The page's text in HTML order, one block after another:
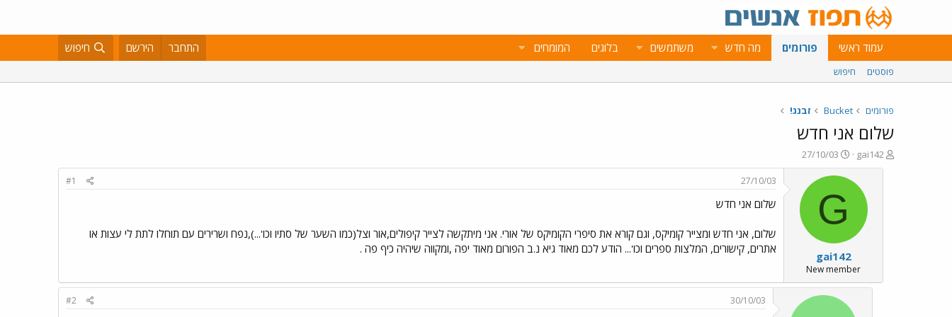
עמוד ראשי פורומים מה חדש משתמשים בלוגים המומחים התחבר הירשם חיפוש
פוסטים חיפוש
פורומים Bucket זבנג!
שלום אני חדש
פ
ו
gai142
פ
ו
ר
ס
ב
א
ר
י
ך
27/10/03
G
gai142
New member
27/10/03
#1
שלום אני חדש
שלום, אני חדש ומצייר קומיקס, וגם קורא את סיפרי הקומיקס של אורי. אני מיתקשה לצייר קיפולים,אור וצל(כמו השער של סתיו וכו'...),נפח ושרירים עם תוחלו לתת לי עצות או
אתרים, קישורים, המלצות ספרים וכו'... הודע לכם מאוד גיא נ.ב הפורום מאוד יפה ,ומקווה שיהיה כיף פה .
30/10/03
#2